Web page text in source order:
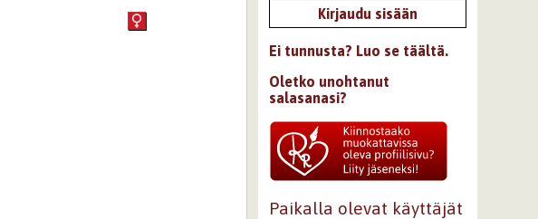
Kirjaudu sisään
Ei tunnusta? Luo se täältä.
Oletko unohtanut
salasanasi?
Paikalla olevat käyttäjät